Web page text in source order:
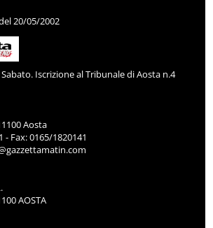
20/05/2002
Iscrizione al Tribunale di Aosta n.4
Aosta
- Fax: 0165/1820141
AOSTA